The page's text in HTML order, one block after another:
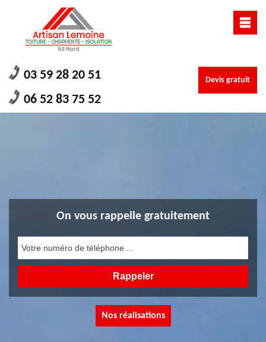
03 59 28 20 51
06 52 83 75 52
Devis gratuit
On vous rappelle gratuitement
Nos réalisations